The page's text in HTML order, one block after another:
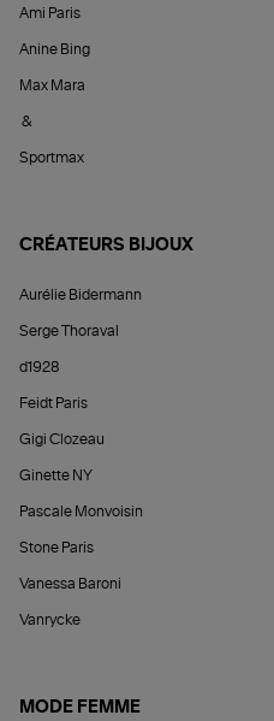
Ami Paris
Anine Bing
Max Mara
&
Sportmax
CRÉATEURS BIJOUX
Aurélie Bidermann
Serge Thoraval
d1928
Feidt Paris
Gigi Clozeau
Ginette NY
Pascale Monvoisin
Stone Paris
Vanessa Baroni
Vanrycke
MODE FEMME